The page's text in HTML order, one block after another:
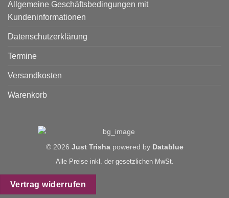
Allgemeine Geschäftsbedingungen mit
Kundeninformationen
Datenschutzerklärung
Termine
Versandkosten
Warenkorb
© 2026 Just Trishapowered by Datablue
Alle Preise inkl. der gesetzlichen MwSt.
Vertrag widerrufen